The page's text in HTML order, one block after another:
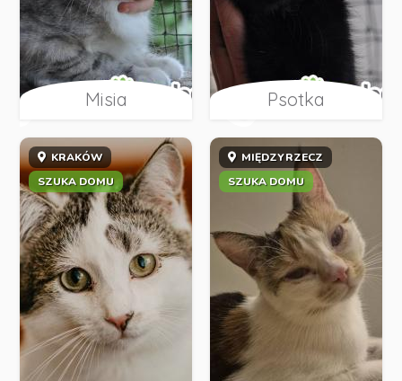
Misia Psotka
KRAKÓW
SZUKA DOMU
MIĘDZYRZECZ
SZUKA DOMU